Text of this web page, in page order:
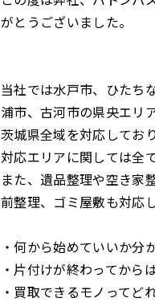
がとうございました。
当社では水戸市、ひたち
浦市、古河市の県央エリ
茨城県全域を対応しており
対応エリアに関しては全
また、遺品整理や空き家
前整理、ゴミ屋敷も対応
・何から始めていいか分
・片付けが終わってから
・買取できるモノってど